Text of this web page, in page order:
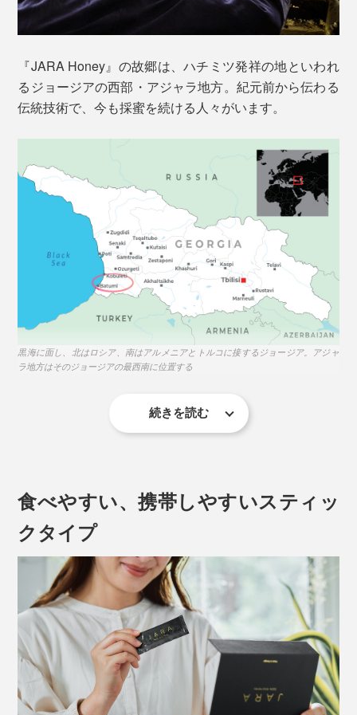
『JARA Honey』の故郷は、ハチミツ発祥の地といわれ
るジョージアの西部・アジャラ地方。紀元前から伝わる
伝統技術で、今も採蜜を続ける人々がいます。
黒海に面し、北はロシア、南はアルメニアとトルコに接するジョージア。アジャ
ラ地方はそのジョージアの最西南に位置する
作るようになったのが起源といわれています。
驚くのはその設置場所。クマなどから巣を守るため、断
と思うような場所に取り付け、野生のコーカサス・ミツ
バチが巣を作るのを待ちます。
続きを読む
食べやすい、携帯しやすいスティッ
クタイプ